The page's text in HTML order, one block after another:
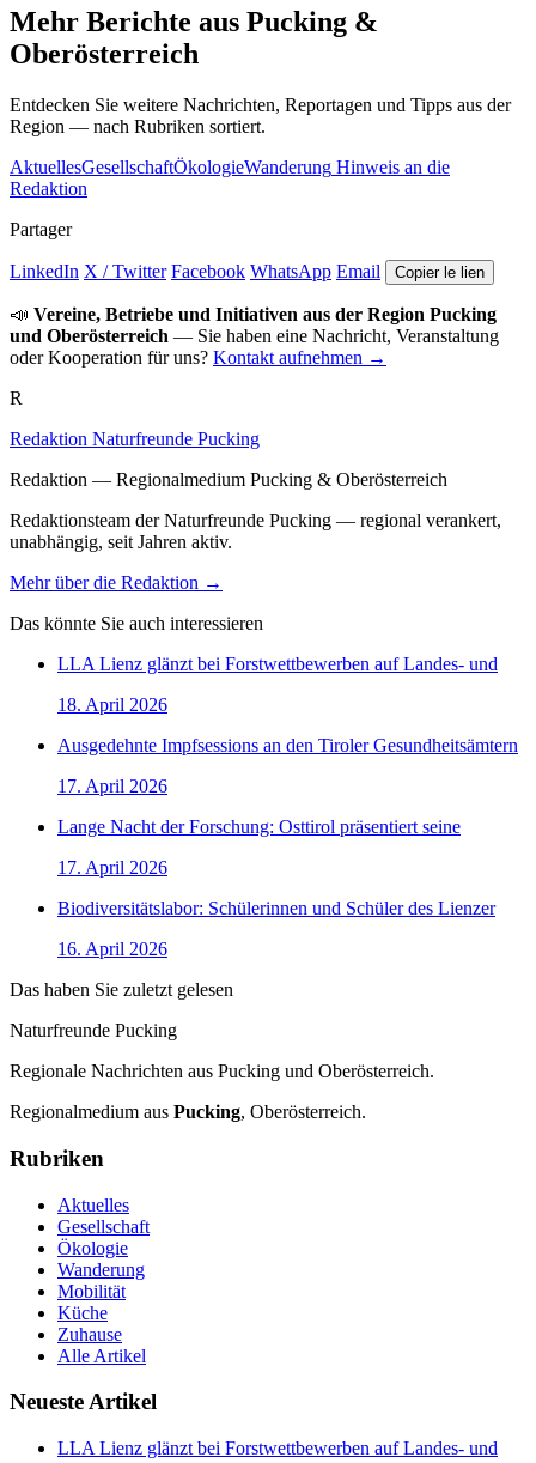
Mehr Berichte aus Pucking &
Oberösterreich
Entdecken Sie weitere Nachrichten, Reportagen und Tipps aus der
Region — nach Rubriken sortiert.
AktuellesGesellschaftÖkologieWanderung Hinweis an die
Redaktion
Partager
LinkedIn X / Twitter Facebook WhatsApp Email Copier le lien
📣 Vereine, Betriebe und Initiativen aus der Region Pucking
und Oberösterreich — Sie haben eine Nachricht, Veranstaltung
oder Kooperation für uns? Kontakt aufnehmen →
R
Redaktion Naturfreunde Pucking
Redaktion — Regionalmedium Pucking & Oberösterreich
Redaktionsteam der Naturfreunde Pucking — regional verankert,
unabhängig, seit Jahren aktiv.
Mehr über die Redaktion →
Das könnte Sie auch interessieren
LLA Lienz glänzt bei Forstwettbewerben auf Landes- und
18. April 2026
Ausgedehnte Impfsessions an den Tiroler Gesundheitsämtern
17. April 2026
Lange Nacht der Forschung: Osttirol präsentiert seine
17. April 2026
Biodiversitätslabor: Schülerinnen und Schüler des Lienzer
16. April 2026
Das haben Sie zuletzt gelesen
Naturfreunde Pucking
Regionale Nachrichten aus Pucking und Oberösterreich.
Regionalmedium aus Pucking, Oberösterreich.
Rubriken
Aktuelles
Gesellschaft
Ökologie
Wanderung
Mobilität
Küche
Zuhause
Alle Artikel
Neueste Artikel
LLA Lienz glänzt bei Forstwettbewerben auf Landes- und